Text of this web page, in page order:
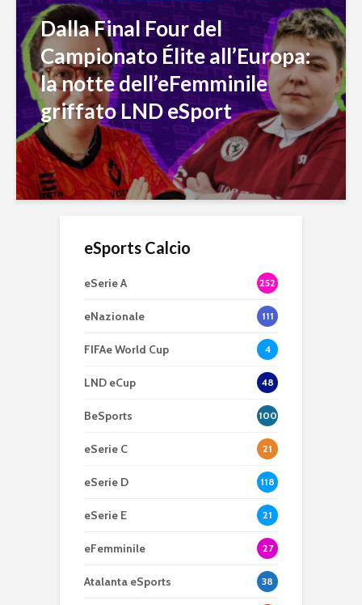
Dalla Final Four del
Campionato Élite all’Europa:
la notte dell’eFemminile
griffato LND eSport
eSports Calcio
eSerie A 252
eNazionale 111
FIFAe World Cup 4
LND eCup 48
BeSports 100
eSerie C 21
eSerie D 118
eSerie E 21
eFemminile 27
Atalanta eSports 38